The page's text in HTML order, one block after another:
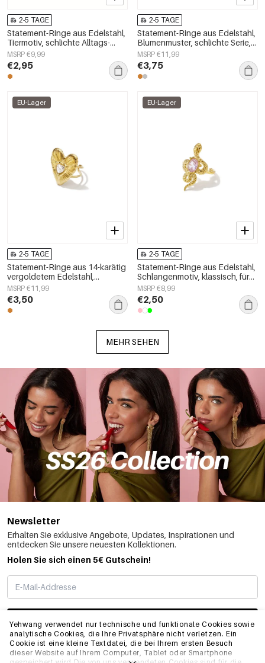
Yehwang verwendet nur technische und funktionale Cookies sowie
analytische Cookies, die Ihre Privatsphäre nicht verletzen. Ein
Cookie ist eine kleine Textdatei, die bei Ihrem ersten Besuch
dieser Website auf Ihrem Computer, Tablet oder Smartphone
2-5 TAGE
Statement-Ringe aus Edelstahl,
Tiermotiv, schlichte Alltags-
Serie, Damenschmuck
MSRP €9,99
€2,95
2-5 TAGE
Statement-Ringe aus Edelstahl,
Blumenmuster, schlichte Serie,
Damenschmuck
MSRP €11,99
€3,75
EU-Lager
2-5 TAGE
Statement-Ringe aus 14-karätig
vergoldetem Edelstahl,
Herzmotiv, schlichte
Alltagskollektion,
Damenschmuck
MSRP €11,99
€3,50
EU-Lager
2-5 TAGE
Statement-Ringe aus Edelstahl,
Schlangenmotiv, klassisch, für
festliche Anlässe/Partys,
luxuriöse Damenschmuckserie
MSRP €8,99
€2,50
MEHR SEHEN
Newsletter
Erhalten Sie exklusive Angebote, Updates, Inspirationen und
entdecken Sie unsere neuesten Kollektionen.
Holen Sie sich einen 5€ Gutschein!
ABONNIEREN
INFO